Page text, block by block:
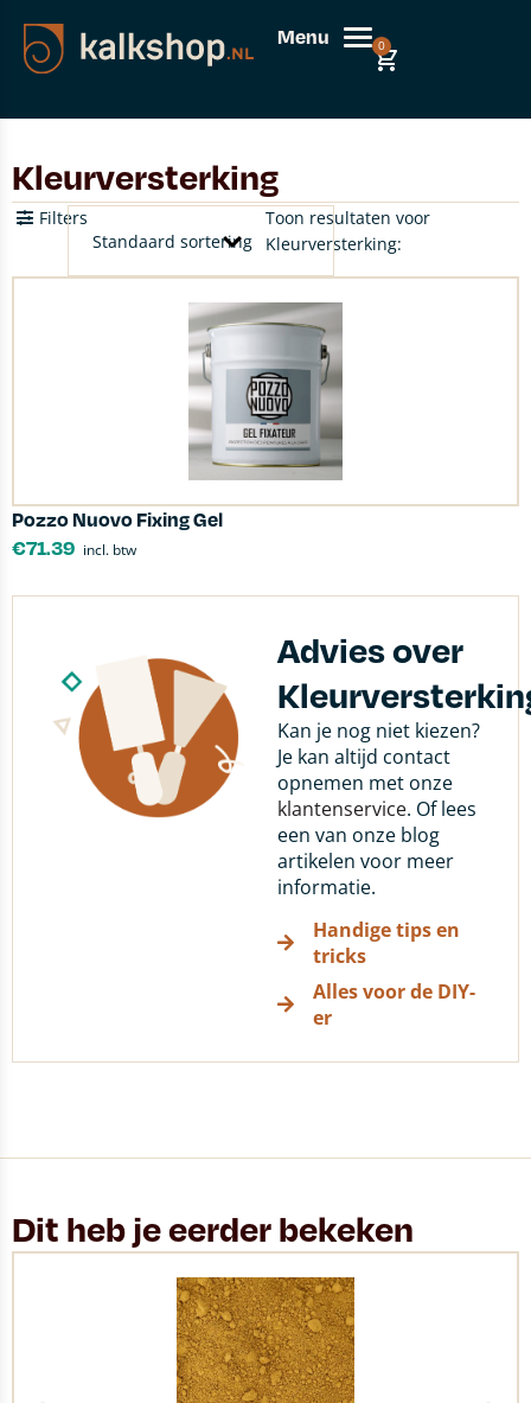
Menu 0
Kleurversterking
Toon resultaten voor
Kleurversterking:
Filters
Pozzo Nuovo Fixing Gel
€71.39 incl. btw
Advies over
Kan je nog niet kiezen?
Je kan altijd contact
opnemen met onze
klantenservice. Of lees
een van onze blog
artikelen voor meer
informatie.
Handige tips en
tricks
Alles voor de DIY-
er
Dit heb je eerder bekeken